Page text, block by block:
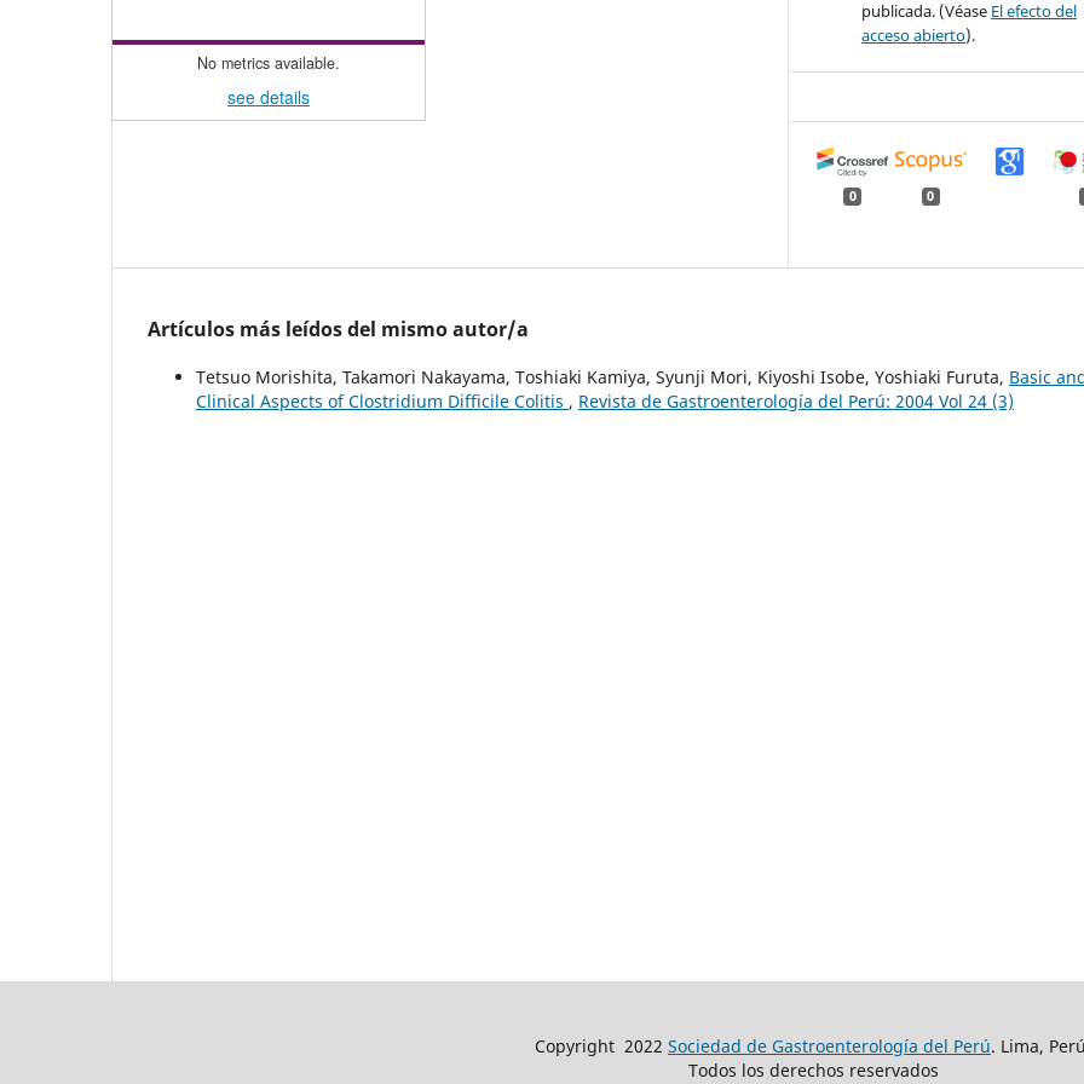
No metrics available.
see details
publicada. (Véase El efecto del
acceso abierto).
0 0
Artículos más leídos del mismo autor/a
Tetsuo Morishita, Takamori Nakayama, Toshiaki Kamiya, Syunji Mori, Kiyoshi Isobe, Yoshiaki Furuta, Basic
Clinical Aspects of Clostridium Difficile Colitis , Revista de Gastroenterología del Perú: 2004 Vol 24 (3)
Copyright 2022 Sociedad de Gastroenterología del Perú. Lima,
Todos los derechos reservados